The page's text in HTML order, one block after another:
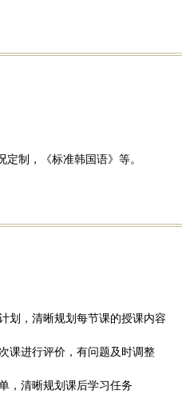
定制，《标准韩国语》等。
划，清晰规划每节课的授课内容
课进行评价，有问题及时调整
，清晰规划课后学习任务